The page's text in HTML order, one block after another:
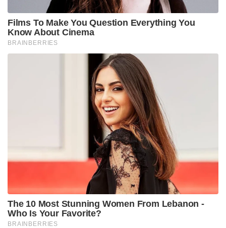
Films To Make You Question Everything You
Know About Cinema
BRAINBERRIES
The 10 Most Stunning Women From Lebanon -
Who Is Your Favorite?
BRAINBERRIES